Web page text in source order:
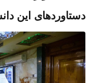
دستاوردهای این